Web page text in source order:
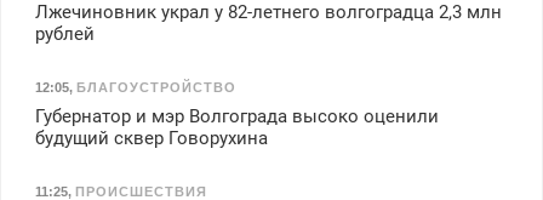
Лжечиновник украл у 82-летнего волгоградца 2,3 млн
рублей
12:05, БЛАГОУСТРОЙСТВО
Губернатор и мэр Волгограда высоко оценили
будущий сквер Говорухина
11:25, ПРОИСШЕСТВИЯ